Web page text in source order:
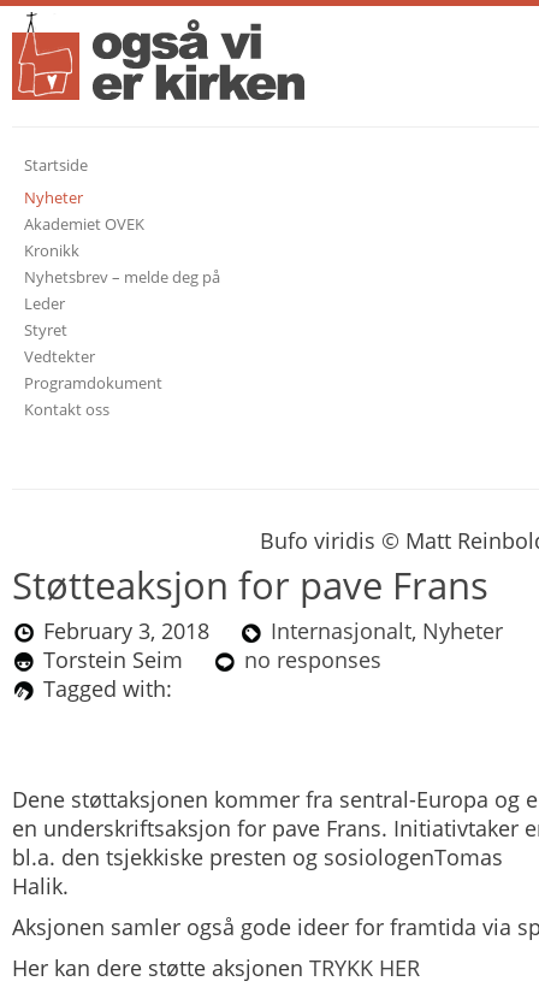
Startside
Nyheter
Akademiet OVEK
Kronikk
Nyhetsbrev – melde deg på
Leder
Styret
Vedtekter
Programdokument
Kontakt oss
Bufo viridis © Matt
Støtteaksjon for pave Frans
February 3, 2018 Internasjonalt, Nyheter
Torstein Seim
no responses
Tagged with:
Dene støttaksjonen kommer fra sentral-Europa og
en underskriftsaksjon for pave Frans. Initiativtaker
bl.a. den tsjekkiske presten og sosiologenTomas
Halik.
Aksjonen samler også gode ideer for framtida via
Her kan dere støtte aksjonen TRYKK HER